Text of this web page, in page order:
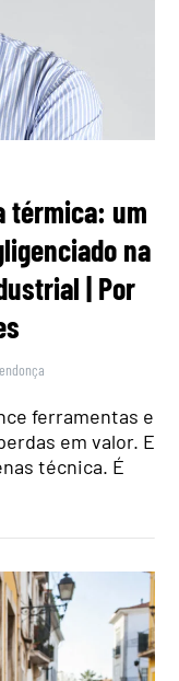
térmica: um
na
| Por
ferramentas e
em valor. E
técnica. É